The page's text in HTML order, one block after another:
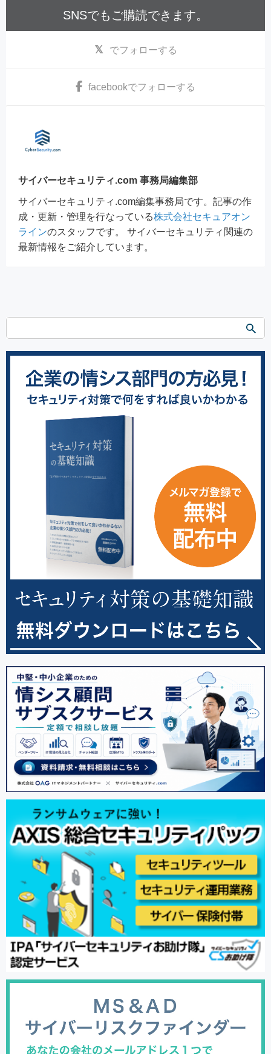
SNSでもご購読できます。
でフォローする
facebookでフォローする
サイバーセキュリティ.com 事務局編集部
サイバーセキュリティ.com編集事務局です。記事の作
成・更新・管理を行なっている株式会社セキュアオン
ラインのスタッフです。 サイバーセキュリティ関連の
最新情報をご紹介しています。